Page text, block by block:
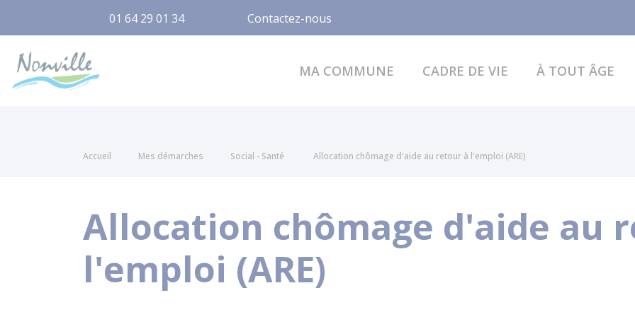
01 64 29 01 34 Contactez-nous
MA COMMUNE CADRE DE VIE À TOUT ÂGE
Accueil Mes démarches Social - Santé Allocation chômage d'aide au retour à l'emploi (ARE)
Allocation chômage d'aide au
l'emploi (ARE)